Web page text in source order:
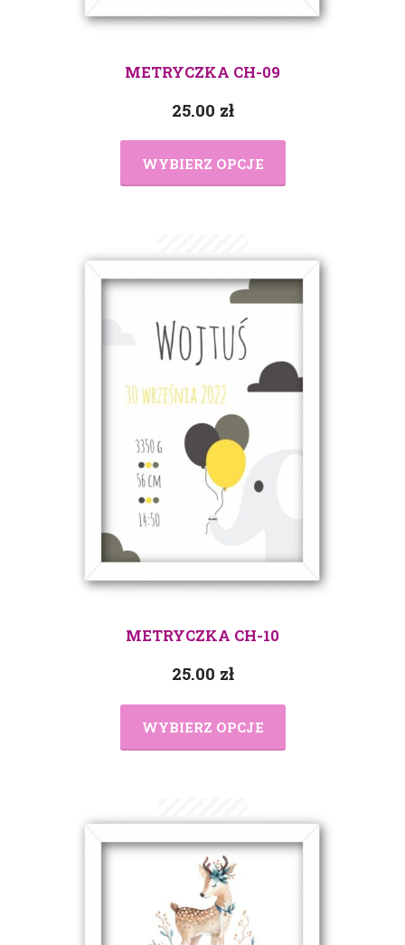
METRYCZKA CH-09
25.00 zł
WYBIERZ OPCJE
METRYCZKA CH-10
25.00 zł
WYBIERZ OPCJE